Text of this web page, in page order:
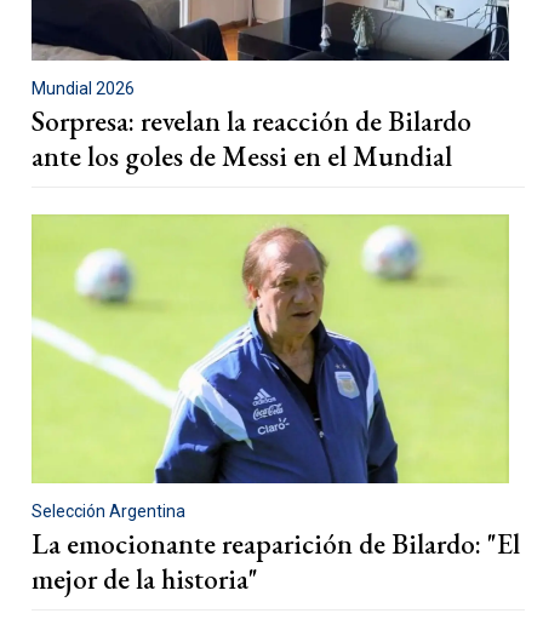
Mundial 2026
Sorpresa: revelan la reacción de Bilardo
ante los goles de Messi en el Mundial
Selección Argentina
La emocionante reaparición de Bilardo: "El
mejor de la historia"